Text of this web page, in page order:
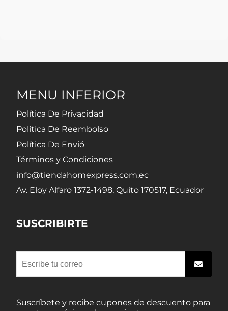
MENU INFERIOR
Política De Privacidad
Política De Reembolso
Política De Envió
Términos y Condiciones
info@tiendahomexpress.com.ec
Av. Eloy Alfaro 1372-1498, Quito 170517, Ecuador
SUSCRIBIRTE
Suscríbete y recibe cupones de descuento para